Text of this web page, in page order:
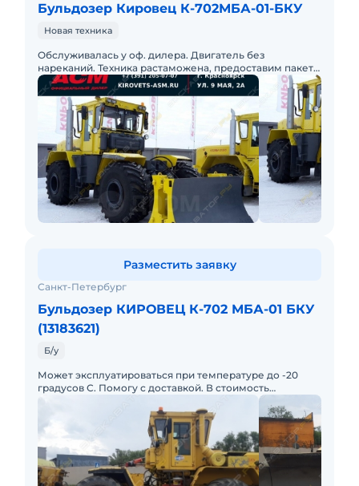
Бульдозер Кировец К-702МБА-01-БКУ
Новая техника
Обслуживалась у оф. дилера. Двигатель без
нареканий. Техника растаможена, предоставим пакет
документов для ТС.
Санкт-Петербург
Бульдозер КИРОВЕЦ К-702 МБА-01 БКУ
(13183621)
Б/у
Может эксплуатироваться при температуре до -20
градусов С. Помогу с доставкой. В стоимость
включена предпродажная подготовка.
Разместить заявку